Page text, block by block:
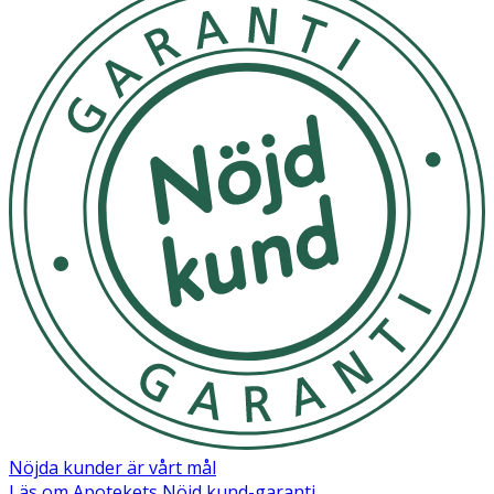
hudbarriären, ökar hudens elasticitet och förbättrar
hudens utseende. Denna multifunktionella produkt håller
din hud i balans och kan användas som primer fö
Använd efter makeup för att fixera din look. Håll flaskan
30 cm från ansiktet och spraya jämnt. Håll ögon och mun
stängda. Om sprayen kommer i ögonen, skölj noggrant
med vatten.
Förvara i rumstemperatur.
OK för gravida och ammande:
Ingredienser:
"READY SET FIX: Aqua / Water, Pentylene Glycol,
Polyester-5, PVP, Phenoxyethanol,
Hydroxyacetophenone, Sodium Metabisulfite, Sodium
Acetate, Sodium Hyaluronate. READY SET REFRESH: Aqua
/ Water, Glycerin, Butylene Glycol, Niacinamide, Sodium
Nöjda kunder är vårt mål